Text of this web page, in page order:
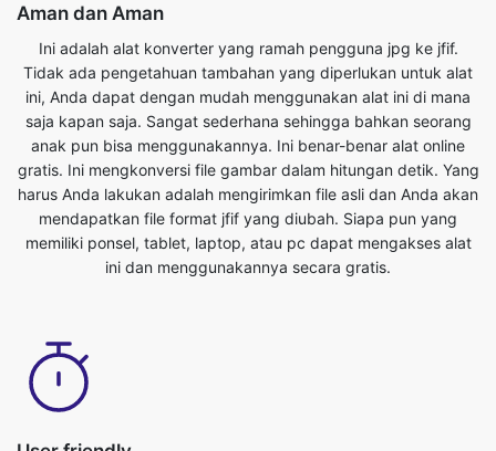
saja kapan saja. Sangat sederhana sehingga bahkan seorang
anak pun bisa menggunakannya. Ini benar-benar alat online
gratis. Ini mengkonversi file gambar dalam hitungan detik. Yang
harus Anda lakukan adalah mengirimkan file asli dan Anda akan
mendapatkan file format jfif yang diubah. Siapa pun yang
memiliki ponsel, tablet, laptop, atau pc dapat mengakses alat
ini dan menggunakannya secara gratis.
User friendly
Konverter gambar jpg to jfif kami benar-benar gratis dan dapat
digunakan dengan browser web manapun. Kami menjamin